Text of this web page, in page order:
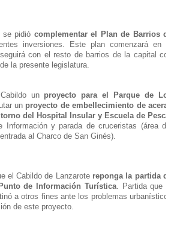
se pidió complementar el Plan de Barrios
inversiones. Este plan comenzará en
con el resto de barrios de la capital
la presente legislatura.
un proyecto para el Parque de
un proyecto de embellecimiento de
del Hospital Insular y Escuela de Pesca
y parada de cruceristas (área
al Charco de San Ginés).
el Cabildo de Lanzarote reponga la partida
de Información Turística. Partida que
a otros fines ante los problemas
de este proyecto.